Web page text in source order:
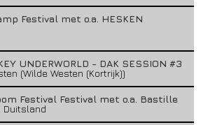
Festival met o.a. HESKEN
UNDERWORLD - DAK SESSION #3
(Wilde Westen (Kortrijk))
Festival Festival met o.a. Bastille
Duitsland